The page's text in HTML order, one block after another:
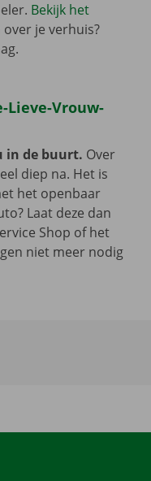
Bekijk het
je verhuis?
Vrouw-
in de buurt. Over
diep na. Het is
het openbaar
Laat deze dan
Shop of het
niet meer nodig